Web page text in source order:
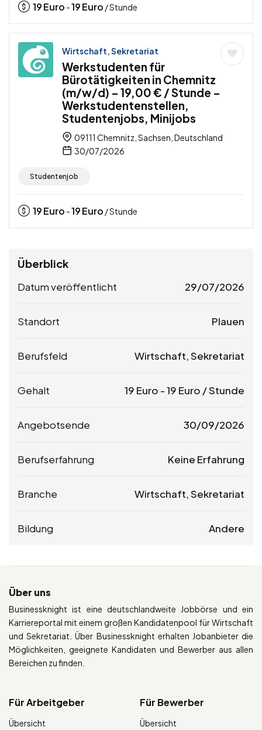
19Euro -19Euro / Stunde
Wirtschaft, Sekretariat
Werkstudenten für
Bürotätigkeiten in Chemnitz
(m/w/d) – 19,00 € / Stunde –
Werkstudentenstellen,
Studentenjobs, Minijobs
09111 Chemnitz, Sachsen, Deutschland
30/07/2026
Studentenjob
19Euro -19Euro / Stunde
Überblick
Datum veröffentlicht 29/07/2026
Standort Plauen
Berufsfeld Wirtschaft, Sekretariat
Gehalt 19 Euro -19 Euro / Stunde
Angebotsende 30/09/2026
Berufserfahrung Keine Erfahrung
Branche Wirtschaft, Sekretariat
Bildung Andere
Über uns
Businessknight ist eine deutschlandweite Jobbörse und ein
Karriereportal mit einem großen Kandidatenpool für Wirtschaft
und Sekretariat. Über Businessknight erhalten Jobanbieter die
Möglichkeiten, geeignete Kandidaten und Bewerber aus allen
Bereichen zu finden.
Für Arbeitgeber
Übersicht
Für Bewerber
Übersicht